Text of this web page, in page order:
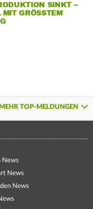
SINKT –
GRÖSSTEM R
MEHR TOP-MELDUNGEN
News
News
News